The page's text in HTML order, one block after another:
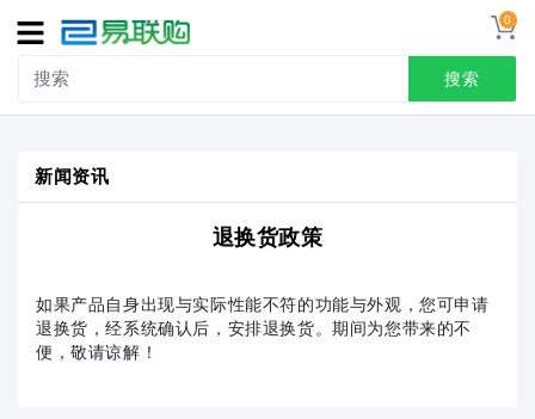
0
搜索
导
航
接线端子
用户中心
新闻资讯
退换货政策
如果产品自身出现与实际性能不符的功能与外观，您可申请
退换货，经系统确认后，安排退换货。期间为您带来的不
便，敬请谅解！